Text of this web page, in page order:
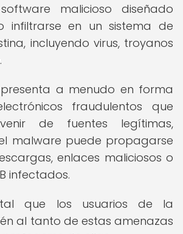
malicioso diseñado
infiltrarse en un sistema de
incluyendo virus, troyanos
presenta a menudo en forma
fraudulentos que
de fuentes legítimas,
malware puede propagarse
enlaces maliciosos o
infectados.
que los usuarios de la
al tanto de estas amenazas